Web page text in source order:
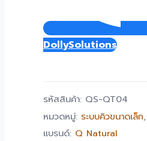
DollySolutions
รหัสสินค้า: QS-QT04
หมวดหมู่: ระบบคิวขนาดเล็ก,
แบรนด์: Q Natural